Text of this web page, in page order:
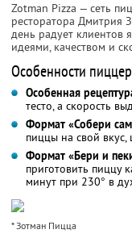
Zotman Pizza — сеть
ресторатора Дмитрия
день радует клиентов
идеями, качеством и
Особенности
Особенная
тесто, а скорость
Формат «Собери
пиццы на свой
Формат «Бери и
приготовить пиццу
минут при 230° в
* Зотман Пицца